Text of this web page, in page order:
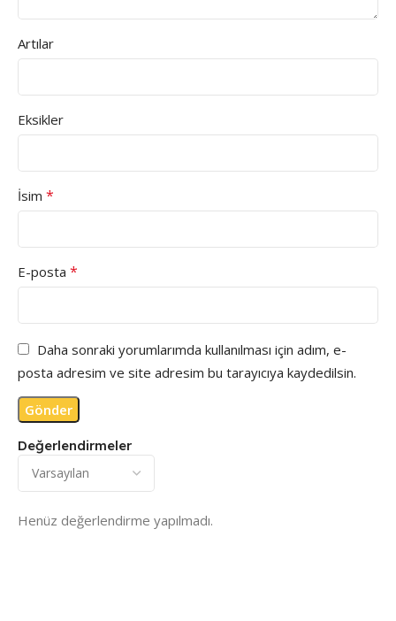
Değerlendirmeler
Henüz değerlendirme yapılmadı.
Artılar
Eksikler
İsim *
E-posta *
Daha sonraki yorumlarımda kullanılması için adım, e-
posta adresim ve site adresim bu tarayıcıya kaydedilsin.